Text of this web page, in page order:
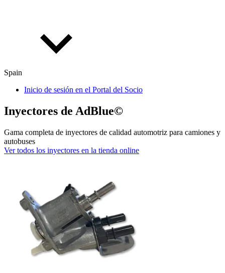
Spain
Inicio de sesión en el Portal del Socio
Inyec­to­res de AdB­lue©
Gama completa de inyectores de calidad automotriz para camiones y
autobuses
Ver todos los inyectores en la tienda online